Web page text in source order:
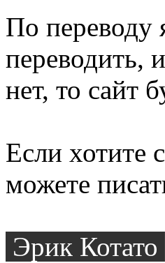
По переводу
переводить,
нет, то сайт
Если хотите
можете
Эрик Котато